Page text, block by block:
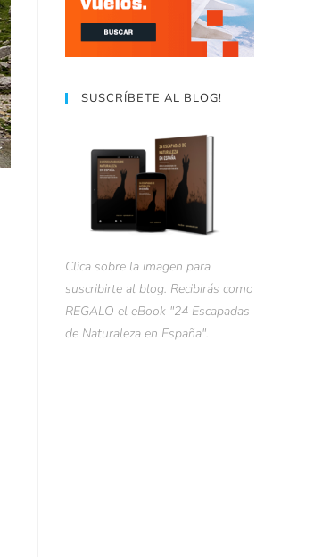
SUSCRÍBETE AL BLOG!
Clica sobre la imagen para
suscribirte al blog. Recibirás como
REGALO el eBook "24 Escapadas
de Naturaleza en España".